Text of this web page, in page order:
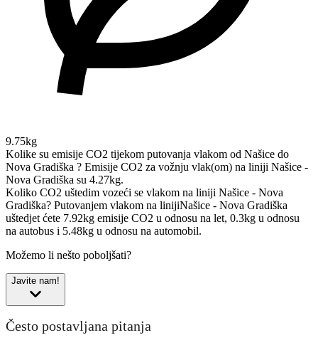
9.75kg
Kolike su emisije CO2 tijekom putovanja vlakom od Našice do
Nova Gradiška ? Emisije CO2 za vožnju vlak(om) na liniji Našice -
Nova Gradiška su 4.27kg.
Koliko CO2 uštedim vozeći se vlakom na liniji Našice - Nova
Gradiška? Putovanjem vlakom na linijiNašice - Nova Gradiška
uštedjet ćete 7.92kg emisije CO2 u odnosu na let, 0.3kg u odnosu
na autobus i 5.48kg u odnosu na automobil.
Možemo li nešto poboljšati?
Javite nam!
Često postavljana pitanja